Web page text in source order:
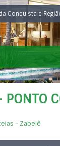
Conquista e
PONTO
- Zabelê